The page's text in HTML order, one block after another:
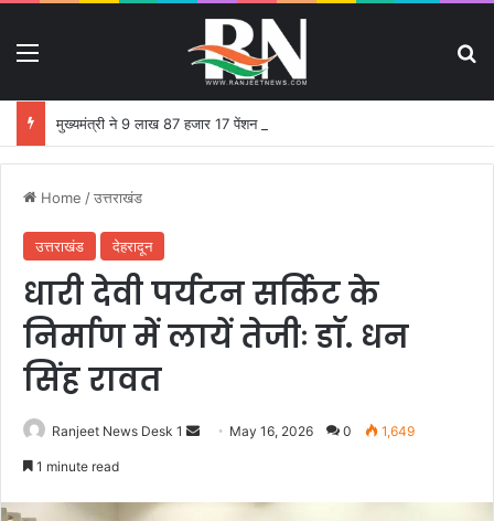
Home /उत्तराखंड
उत्तराखंड देहरादून
धारी देवी पर्यटन सर्किट के
निर्माण में लायें तेजीः डाॅ. धन
सिंह रावत
Ranjeet News Desk 1 May 16, 2026 0 1,649
1 minute read